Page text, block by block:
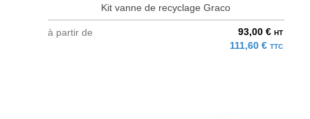
Kit vanne de recyclage Graco
à partir de 93,00 € HT
111,60 € TTC